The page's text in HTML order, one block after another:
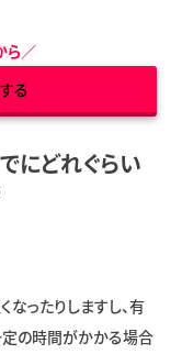
ら／
る
にどれぐらい
なったりしますし、有
定の時間がかかる場合